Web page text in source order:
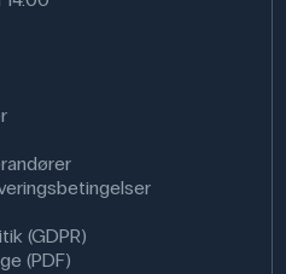
mm x 345 mm x 330 mm
(GDPR)
(PDF)